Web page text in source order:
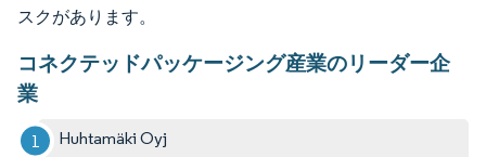
スクがあります。
コネクテッドパッケージング産業のリーダー企
業
Huhtamäki Oyj